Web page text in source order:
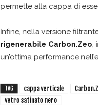
permette alla cappa di
Infine, nella versione
rigenerabile Carbon.Zeo,
un’ottima performance
TAG cappa verticale
vetro satinato nero